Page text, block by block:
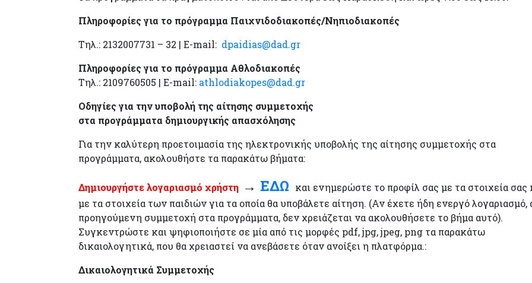
Πληροφορίες για το πρόγραμμα Παιχνιδοδιακοπές/Νηπιοδιακοπές
Τηλ.: 2132007731 – 32 | E-mail: dpaidias@dad.gr
Πληροφορίες για το πρόγραμμα Αθλοδιακοπές
Τηλ.: 2109760505 | E-mail: athlodiakopes@dad.gr
Οδηγίες για την υποβολή της αίτησης συμμετοχής
στα προγράμματα δημιουργικής απασχόλησης
Για την καλύτερη προετοιμασία της ηλεκτρονικής υποβολής της αίτησης συμμετοχής στα
προγράμματα, ακολουθήστε τα παρακάτω βήματα:
Δημιουργήστε λογαριασμό χρήστη → ΕΔΩ και ενημερώστε το προφίλ σας με τα στοιχεία σας
με τα στοιχεία των παιδιών για τα οποία θα υποβάλετε αίτηση. (Αν έχετε ήδη ενεργό λογαριασμό,
προηγούμενη συμμετοχή στα προγράμματα, δεν χρειάζεται να ακολουθήσετε το βήμα αυτό).
Συγκεντρώστε και ψηφιοποιήστε σε μία από τις μορφές pdf, jpg, jpeg, png τα παρακάτω
δικαιολογητικά, που θα χρειαστεί να ανεβάσετε όταν ανοίξει η πλατφόρμα.:
Δικαιολογητικά Συμμετοχής